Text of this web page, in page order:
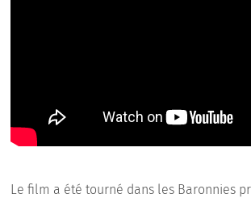
Le film a été tourné dans les Baronnies